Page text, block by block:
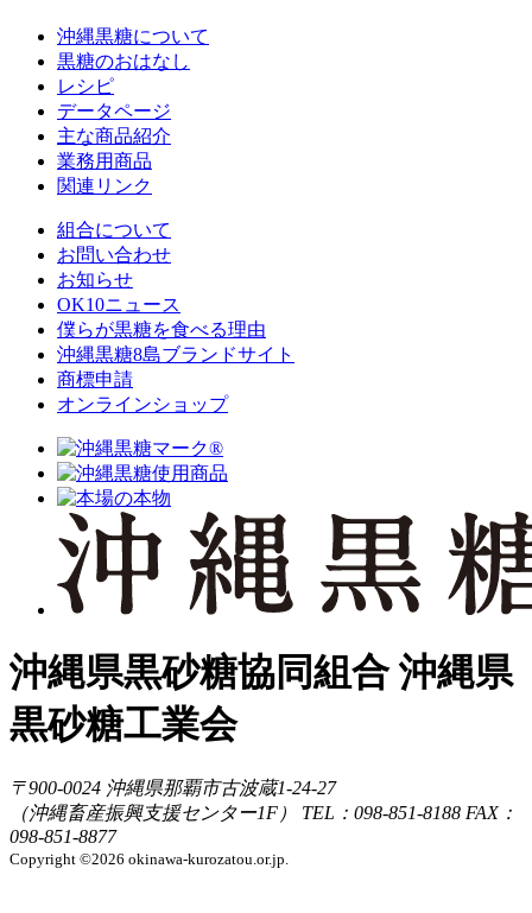
沖縄黒糖について
黒糖のおはなし
レシピ
データページ
主な商品紹介
業務用商品
関連リンク
組合について
お問い合わせ
お知らせ
OK10ニュース
僕らが黒糖を食べる理由
沖縄黒糖8島ブランドサイト
商標申請
オンラインショップ
沖縄県黒砂糖協同組合 沖縄県
黒砂糖工業会
〒900-0024 沖縄県那覇市古波蔵1-24-27
（沖縄畜産振興支援センター1F）
TEL：098-851-8188 FAX：
098-851-8877
Copyright ©2026 okinawa-kurozatou.or.jp.